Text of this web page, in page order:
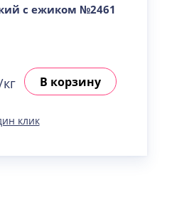
с ежиком №2461
В корзину
клик